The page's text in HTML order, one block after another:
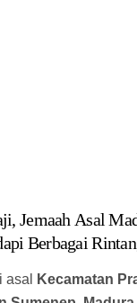
rintangan dan
harus
lagi seperti di